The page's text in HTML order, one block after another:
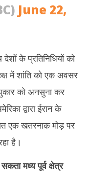
June 22,
के प्रतिनिधियों को
में शांति को एक अवसर
को अनसुना कर
द्वारा ईरान के
एक खतरनाक मोड़ पर
है।
मध्य पूर्व क्षेत्र